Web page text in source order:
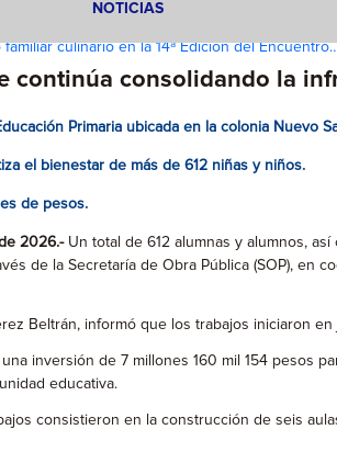
NOTICIAS
culinario en la 14ª Edición del
continúa consolidando la
Primaria ubicada en la colonia Nuevo
el bienestar de más de 612 niñas y niños.
de pesos.
2026.-Un total de 612 alumnas y alumnos,
de la Secretaría de Obra Pública (SOP), en
Beltrán, informó que los trabajos iniciaron
inversión de 7 millones 160 mil 154 pesos
educativa.
consistieron en la construcción de seis